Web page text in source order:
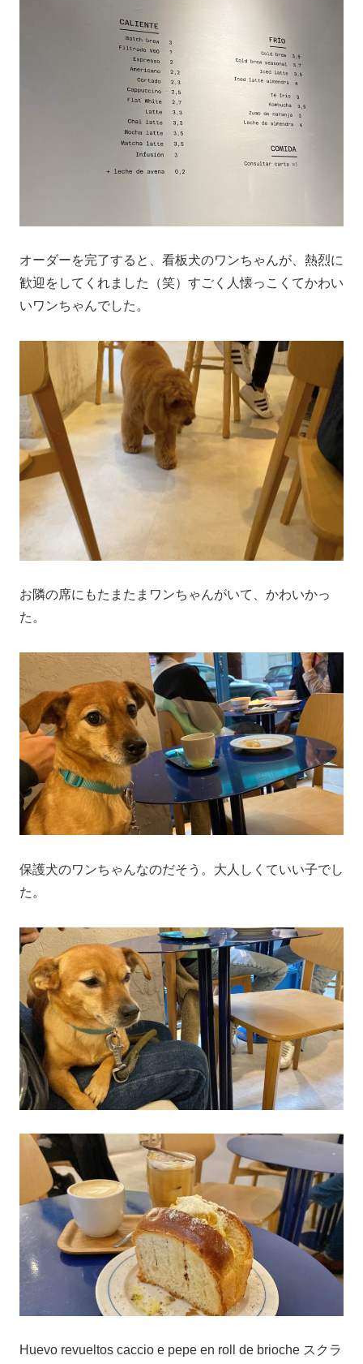
オーダーを完了すると、看板犬のワンちゃんが、熱烈に
歓迎をしてくれました（笑）すごく人懐っこくてかわい
いワンちゃんでした。
お隣の席にもたまたまワンちゃんがいて、かわいかっ
た。
保護犬のワンちゃんなのだそう。大人しくていい子でし
た。
Huevo revueltos caccio e pepe en roll de brioche スクラ